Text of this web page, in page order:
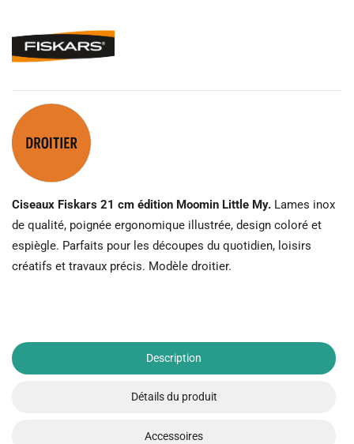
Ciseaux Fiskars 21 cm édition Moomin Little My. Lames inox
de qualité, poignée ergonomique illustrée, design coloré et
espiègle. Parfaits pour les découpes du quotidien, loisirs
créatifs et travaux précis. Modèle droitier.
Description
Détails du produit
Accessoires